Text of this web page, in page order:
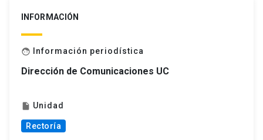
INFORMACIÓN
face Información periodística
Dirección de Comunicaciones UC
insert_drive_file Unidad
Rectoría